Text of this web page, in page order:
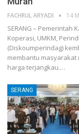
FACHRUL ARYADI 14
SERANG – Pemerintah
Koperasi, UMKM,
(Diskoumperindag)
membantu
harga terjangkau.…
SERANG